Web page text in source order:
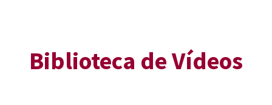
Biblioteca de Vídeos